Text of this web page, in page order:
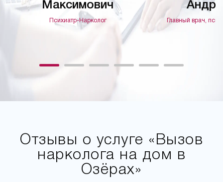
Максимович
Психиатр-Нарколог Главный врач,
Отзывы о услуге «Вызов
нарколога на дом в
Озёрах»